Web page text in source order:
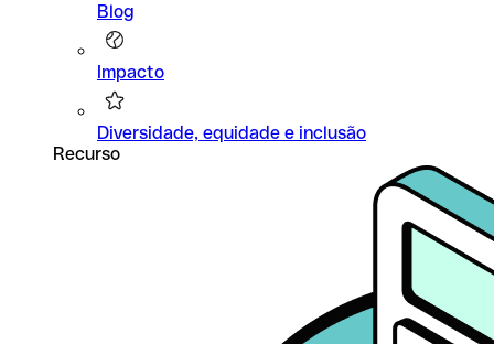
Blog
Impacto
Diversidade, equidade e inclusão
Recurso